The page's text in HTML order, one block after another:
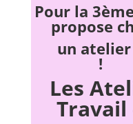
Pour la
propose
un
Les
Travail